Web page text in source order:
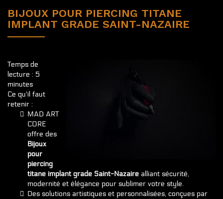
BIJOUX POUR PIERCING TITANE
IMPLANT GRADE SAINT-NAZAIRE
Temps de
lecture : 5
minutes
Ce qu'il faut
retenir :
MAD ART
CORE
offre des
Bijoux
pour
piercing
titane implant grade Saint-Nazaire alliant sécurité,
modernité et élégance pour sublimer votre style.
Des solutions artistiques et personnalisées, conçues par